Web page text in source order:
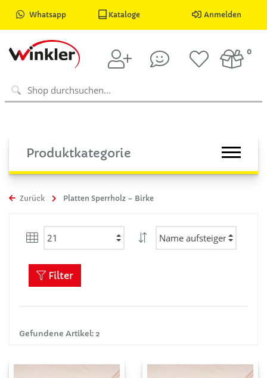
Whatsapp Kataloge Anmelden
0
Produktkategorie
Zurück Platten Sperrholz – Birke
Gefundene Artikel: 2
Filter